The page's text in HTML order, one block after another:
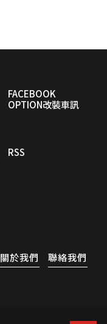
FACEBOOK
OPTION改裝車訊
RSS
關於我們 聯絡我們